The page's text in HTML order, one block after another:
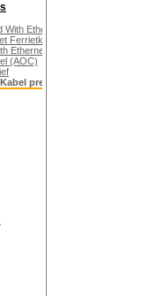
Ethernet
Ferrietkern
Ethernet
(AOC)
premium